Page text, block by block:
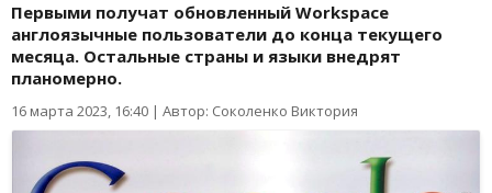
Первыми получат обновленный Workspace
англоязычные пользователи до конца текущего
месяца. Остальные страны и языки внедрят
планомерно.
16 марта 2023, 16:40 | Автор: Соколенко Виктория